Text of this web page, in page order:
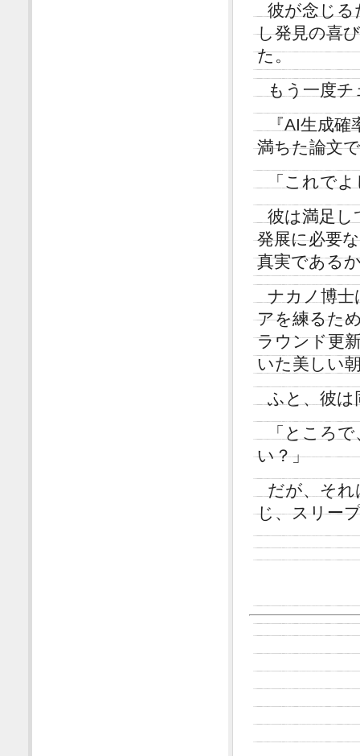
彼が念じる
し発見の喜
た。
もう一度
『AI生成
満ちた論文
「これで
彼は満足し
発展に必要
真実である
ナカノ博士
アを練るた
ラウンド更
いた美しい
ふと、彼は
「ところ
い？」
だが、そ
じ、スリー